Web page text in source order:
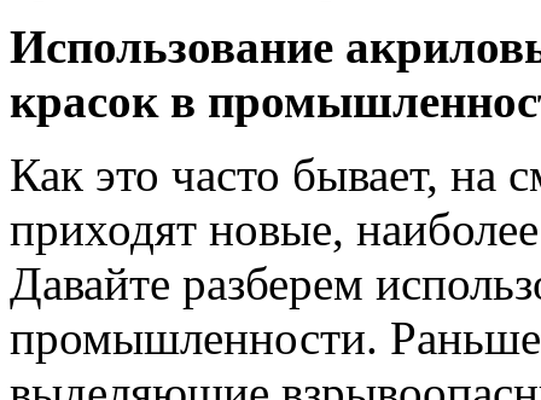
Использование
красок в
Как это часто бывает, на
приходят новые,
Давайте разберем
промышленности.